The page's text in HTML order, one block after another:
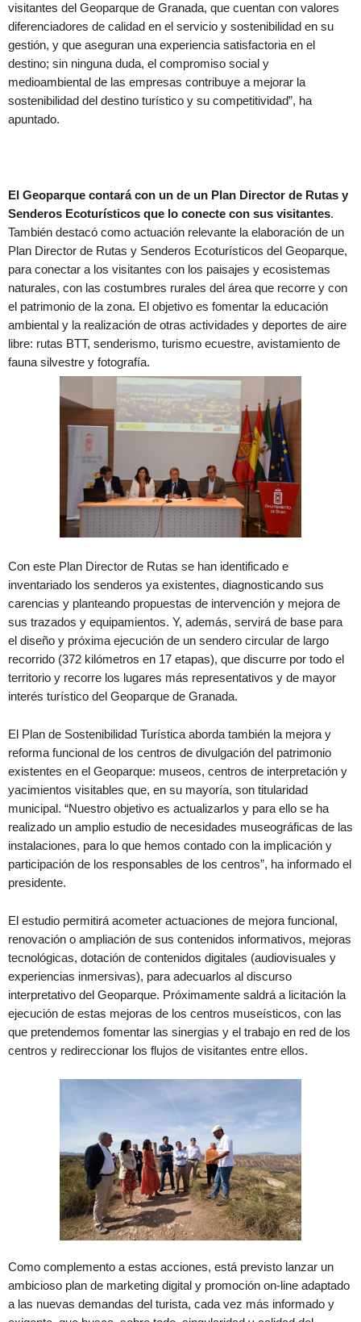
visitantes del Geoparque de Granada, que cuentan con valores
diferenciadores de calidad en el servicio y sostenibilidad en su
gestión, y que aseguran una experiencia satisfactoria en el
destino; sin ninguna duda, el compromiso social y
medioambiental de las empresas contribuye a mejorar la
sostenibilidad del destino turístico y su competitividad”, ha
apuntado.
El Geoparque contará con un de un Plan Director de Rutas y
Senderos Ecoturísticos que lo conecte con sus visitantes.
También destacó como actuación relevante la elaboración de un
Plan Director de Rutas y Senderos Ecoturísticos del Geoparque,
para conectar a los visitantes con los paisajes y ecosistemas
naturales, con las costumbres rurales del área que recorre y con
el patrimonio de la zona. El objetivo es fomentar la educación
ambiental y la realización de otras actividades y deportes de aire
libre: rutas BTT, senderismo, turismo ecuestre, avistamiento de
fauna silvestre y fotografía.
Con este Plan Director de Rutas se han identificado e
inventariado los senderos ya existentes, diagnosticando sus
carencias y planteando propuestas de intervención y mejora de
sus trazados y equipamientos. Y, además, servirá de base para
el diseño y próxima ejecución de un sendero circular de largo
recorrido (372 kilómetros en 17 etapas), que discurre por todo el
territorio y recorre los lugares más representativos y de mayor
interés turístico del Geoparque de Granada.
El Plan de Sostenibilidad Turística aborda también la mejora y
reforma funcional de los centros de divulgación del patrimonio
existentes en el Geoparque: museos, centros de interpretación y
yacimientos visitables que, en su mayoría, son titularidad
municipal. “Nuestro objetivo es actualizarlos y para ello se ha
realizado un amplio estudio de necesidades museográficas de las
instalaciones, para lo que hemos contado con la implicación y
participación de los responsables de los centros”, ha informado el
presidente.
El estudio permitirá acometer actuaciones de mejora funcional,
renovación o ampliación de sus contenidos informativos, mejoras
tecnológicas, dotación de contenidos digitales (audiovisuales y
experiencias inmersivas), para adecuarlos al discurso
interpretativo del Geoparque. Próximamente saldrá a licitación la
ejecución de estas mejoras de los centros museísticos, con las
que pretendemos fomentar las sinergias y el trabajo en red de los
centros y redireccionar los flujos de visitantes entre ellos.
Como complemento a estas acciones, está previsto lanzar un
ambicioso plan de marketing digital y promoción on-line adaptado
a las nuevas demandas del turista, cada vez más informado y